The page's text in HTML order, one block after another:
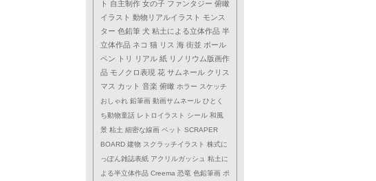
ト 自主制作 女の子 ファンタジー 俯瞰
イラスト 動物リアルイラスト モンス
ター 色鉛筆 犬 粘土による立体作品 半
立体作品 ネコ 猫 リス 海 街並 ボール
ペン
トリ リアル 紙 リノリウム版画作
品 モノクロ表現 花 サムネール クリス
マス カット 音楽 俯瞰 ホラー スケッチ
おしゃれ 鉛筆画 動画サムネール ひとく
ち動物童話 レトロイラスト シール 和風
景 粘土 細密な線画 ペット SCRAPER
BOARD 建物 スクラッチイラスト 株式に
っぽん雑誌表紙 アクリルガッシュ 粘土に
よる半立体作品 Creema 恐竜 色鉛筆画 ポ